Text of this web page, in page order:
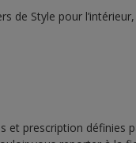
de Style pour
et prescription définies